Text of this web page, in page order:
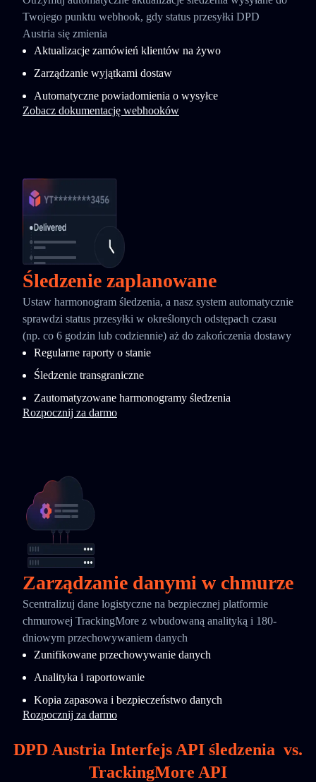
Twojego punktu webhook, gdy status przesyłki DPD
Austria się zmienia
Aktualizacje zamówień klientów na żywo
Zarządzanie wyjątkami dostaw
Automatyczne powiadomienia o wysyłce
Zobacz dokumentację webhooków
Śledzenie zaplanowane
Ustaw harmonogram śledzenia, a nasz system automatycznie
sprawdzi status przesyłki w określonych odstępach czasu
(np. co 6 godzin lub codziennie) aż do zakończenia dostawy
Regularne raporty o stanie
Śledzenie transgraniczne
Zautomatyzowane harmonogramy śledzenia
Rozpocznij za darmo
Zarządzanie danymi w chmurze
Scentralizuj dane logistyczne na bezpiecznej platformie
chmurowej TrackingMore z wbudowaną analityką i 180-
dniowym przechowywaniem danych
Zunifikowane przechowywanie danych
Analityka i raportowanie
Kopia zapasowa i bezpieczeństwo danych
Rozpocznij za darmo
DPD Austria Interfejs API śledzenia vs.
TrackingMore API